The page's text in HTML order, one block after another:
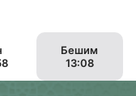
Бешим
13:08